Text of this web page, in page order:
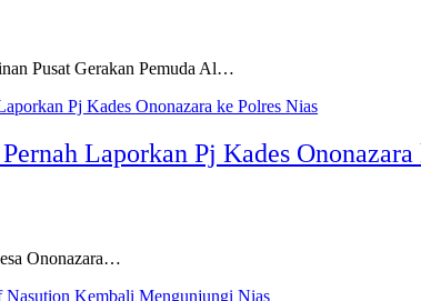
Pusat Gerakan Pemuda Al…
Laporkan Pj Kades
Ononazara…